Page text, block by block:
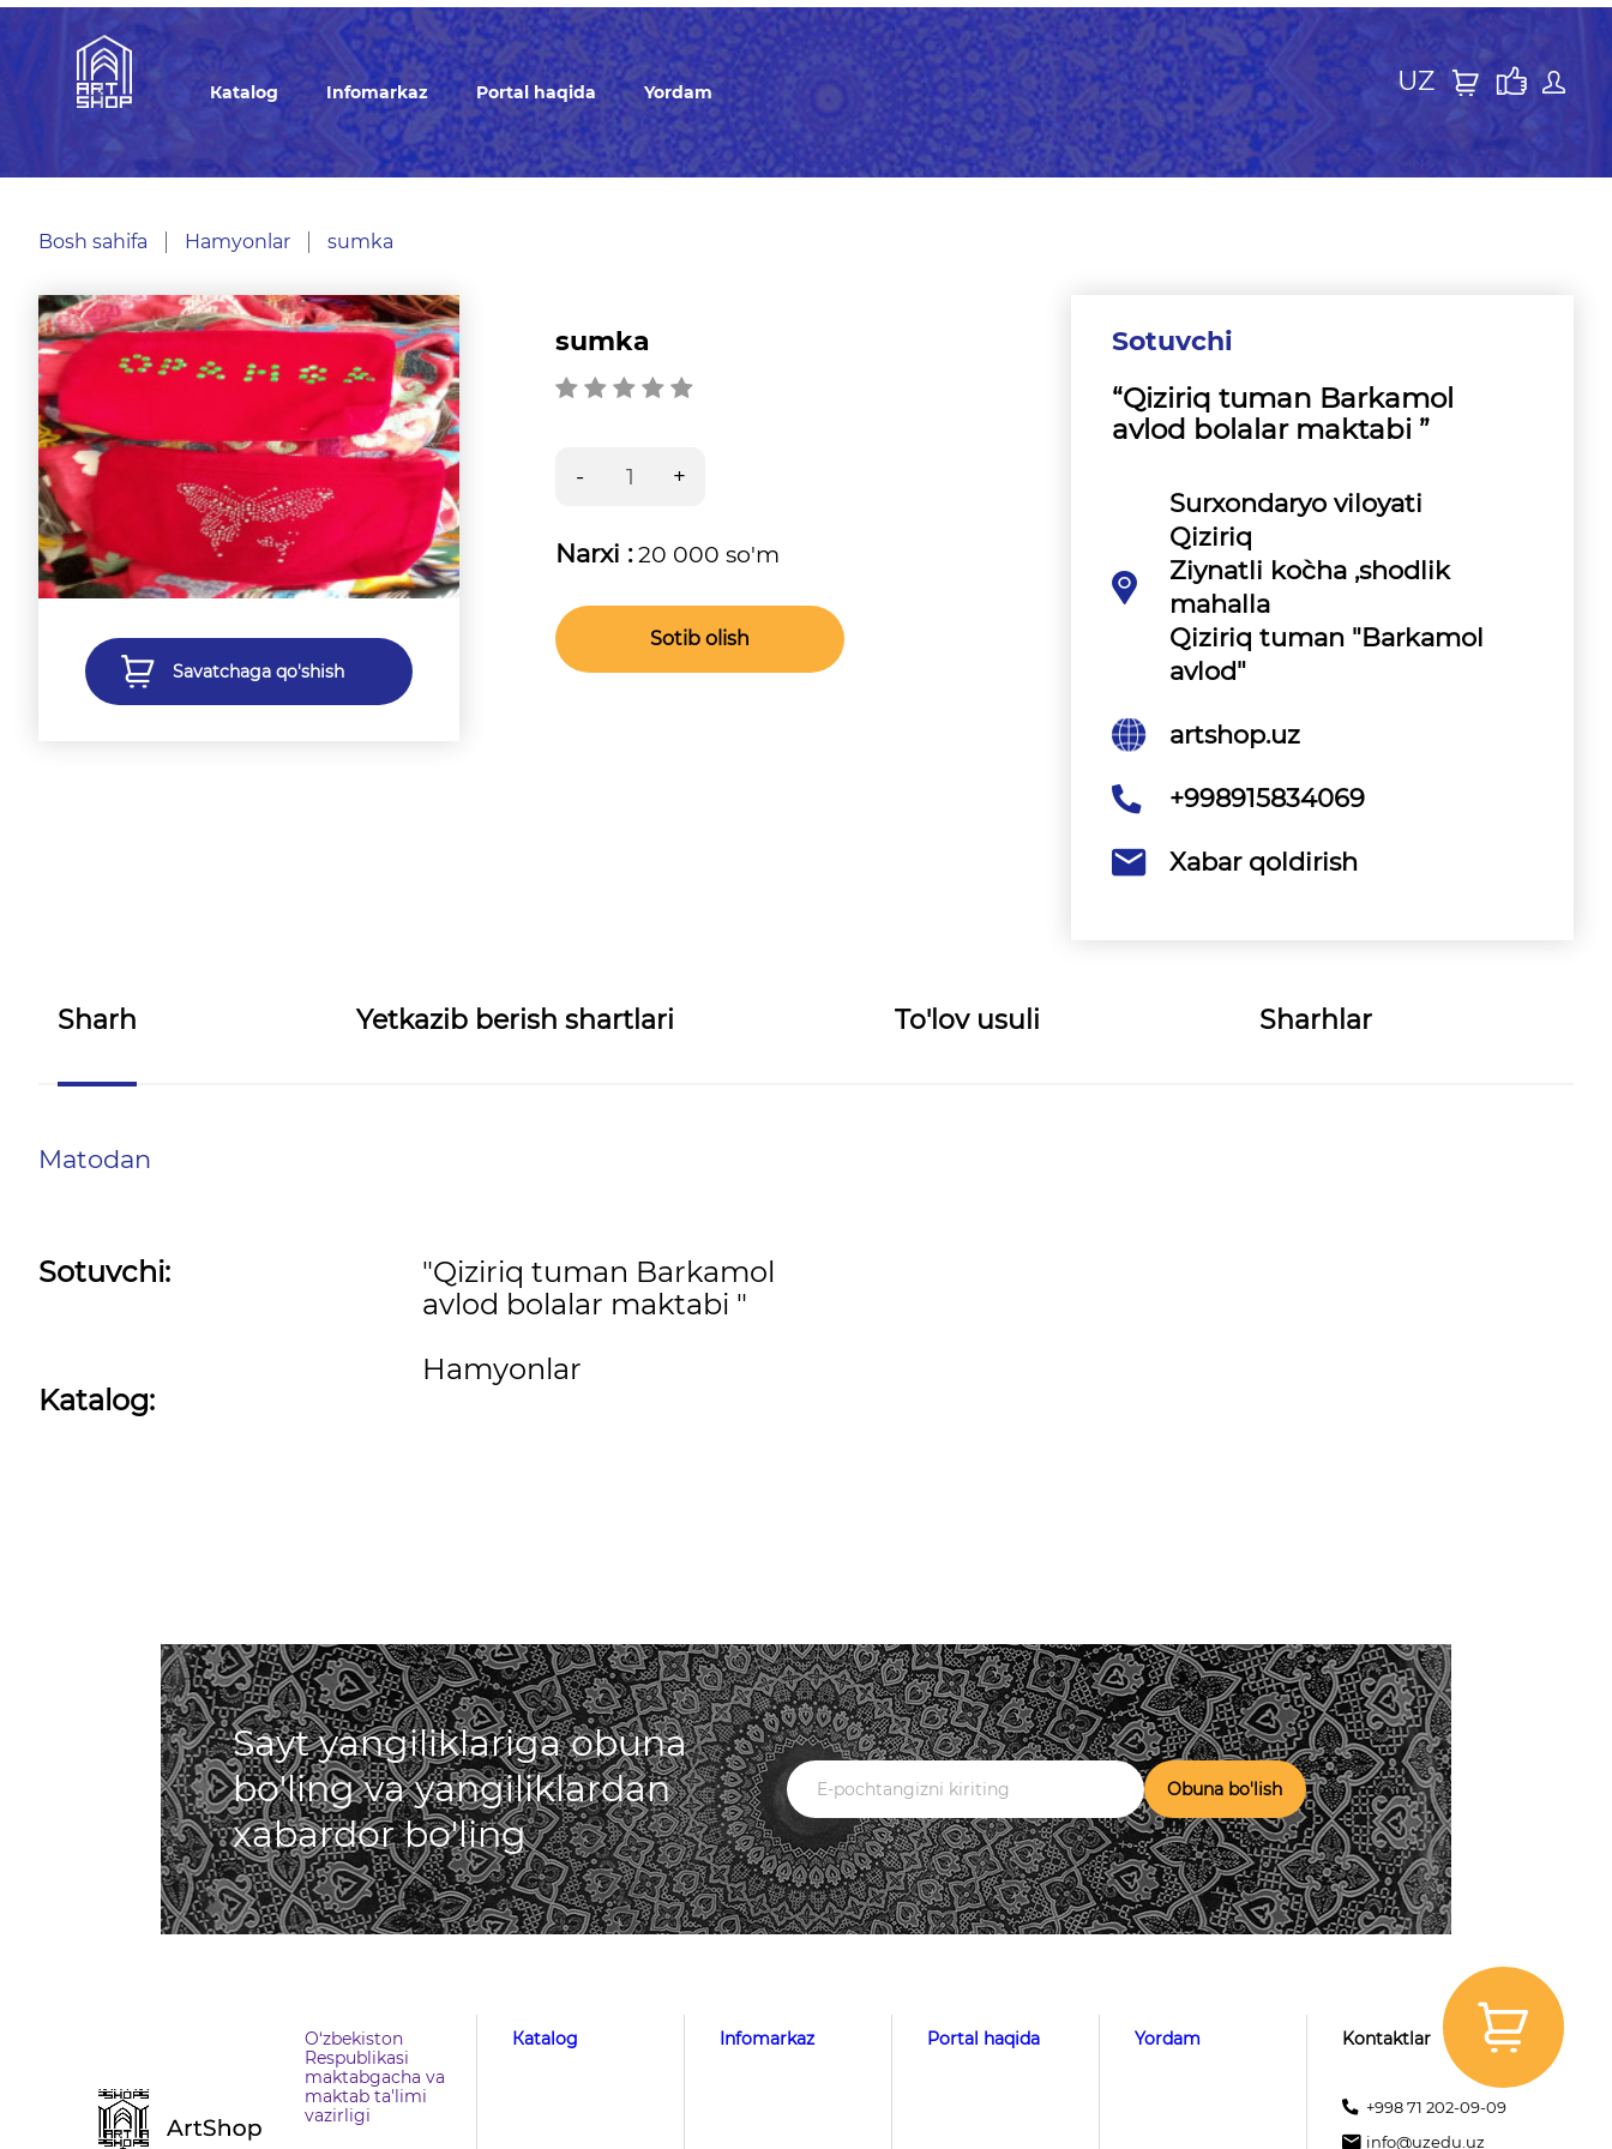
Кatalog Infomarkaz Portal haqida Yordam UZ
Bosh sahifa Hamyonlar sumka
Savatchaga qo'shish
sumka
Narxi :20 000 so'm
Sotib olish
Sotuvchi
“Qiziriq tuman Barkamol
avlod bolalar maktabi ”
Surxondaryo viloyati
Qiziriq
Ziynatli ko`cha ,shodlik
mahalla
Qiziriq tuman "Barkamol
avlod"
artshop.uz
+998915834069
Xabar qoldirish
Sharh Yetkazib berish shartlari To'lov usuli Sharhlar
Matodan
Sotuvchi:
Katalog:
"Qiziriq tuman Barkamol
avlod bolalar maktabi "
Hamyonlar
Sayt yangiliklariga obuna
bo'ling va yangiliklardan
xabardor bo'ling
Obuna bo'lish
O‘zbekiston
Respublikasi
maktabgacha va
maktab ta'limi
vazirligi
Кatalog Infomarkaz Portal haqida Yordam Kontaktlar
+998 71 202-09-09
info@uzedu.uz